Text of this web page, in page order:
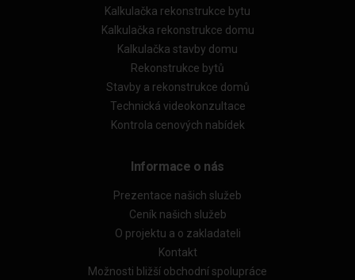
Kalkulačka rekonstrukce bytu
Kalkulačka rekonstrukce domu
Kalkulačka stavby domu
Rekonstrukce bytů
Stavby a rekonstrukce domů
Technická videokonzultace
Kontrola cenových nabídek
Informace o nás
Prezentace našich služeb
Ceník našich služeb
O projektu a o zakladateli
Kontakt
Možnosti bližší obchodní spolupráce